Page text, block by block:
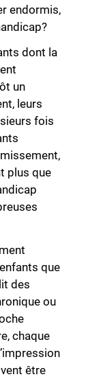
endormis,
dont la
un
leurs
fois
plus que
que
des
ou
chaque
être